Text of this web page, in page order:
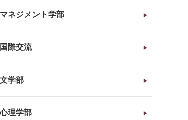
マネジメント学部
国際交流
文学部
心理学部